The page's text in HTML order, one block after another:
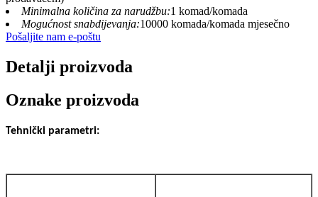
Minimalna količina za narudžbu:1 komad/komada
Mogućnost snabdijevanja:10000 komada/komada mjesečno
Pošaljite nam e-poštu
Detalji proizvoda
Oznake proizvoda
Tehnički parametri: